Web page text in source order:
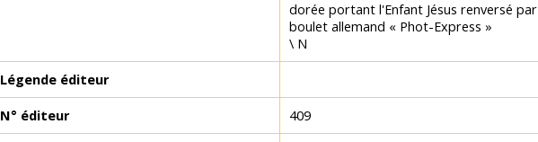
dorée portant l'Enfant Jésus renversé
boulet allemand « Phot-Express »
\ N
Légende éditeur
N° éditeur 409